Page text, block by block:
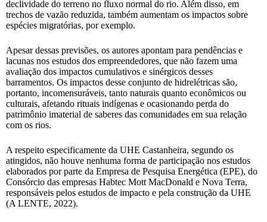
declividade do terreno no fluxo normal do rio. Além disso, em
trechos de vazão reduzida, também aumentam os impactos sobre
espécies migratórias, por exemplo.
Apesar dessas previsões, os autores apontam para pendências e
lacunas nos estudos dos empreendedores, que não fazem uma
avaliação dos impactos cumulativos e sinérgicos desses
barramentos. Os impactos desse conjunto de hidrelétricas são,
portanto, incomensuráveis, tanto naturais quanto econômicos ou
culturais, afetando rituais indígenas e ocasionando perda do
patrimônio imaterial de saberes das comunidades em sua relação
com os rios.
A respeito especificamente da UHE Castanheira, segundo os
atingidos, não houve nenhuma forma de participação nos estudos
elaborados por parte da Empresa de Pesquisa Energética (EPE), do
Consórcio das empresas Habtec Mott MacDonald e Nova Terra,
responsáveis pelos estudos de impacto e pela construção da UHE
(A LENTE, 2022).